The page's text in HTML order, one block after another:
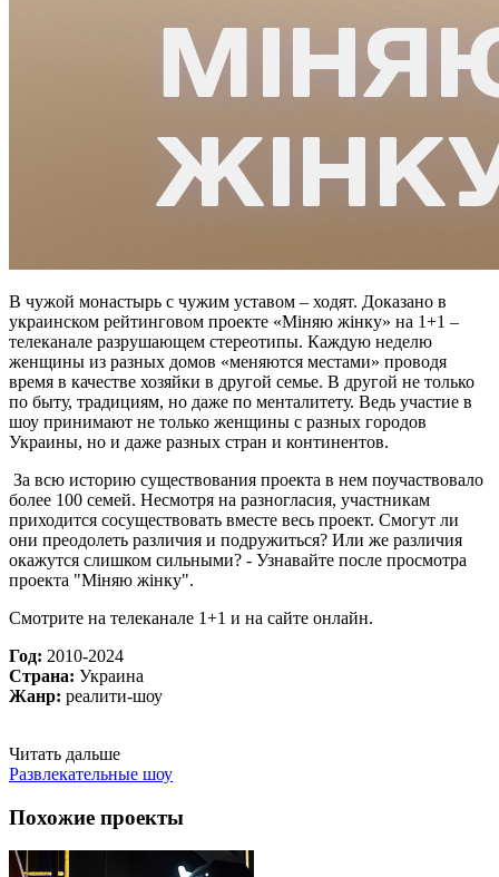
В чужой монастырь с чужим уставом – ходят. Доказано в
украинском рейтинговом проекте «Міняю жінку» на 1+1 –
телеканале разрушающем стереотипы. Каждую неделю
женщины из разных домов «меняются местами» проводя
время в качестве хозяйки в другой семье. В другой не только
по быту, традициям, но даже по менталитету. Ведь участие в
шоу принимают не только женщины с разных городов
Украины, но и даже разных стран и континентов.
За всю историю существования проекта в нем поучаствовало
более 100 семей. Несмотря на разногласия, участникам
приходится сосуществовать вместе весь проект. Смогут ли
они преодолеть различия и подружиться? Или же различия
окажутся слишком сильными? - Узнавайте после просмотра
проекта "Міняю жінку".
Смотрите на телеканале 1+1 и на сайте онлайн.
Год: 2010-2024
Страна: Украина
Жанр: реалити-шоу
Читать дальше
Развлекательные шоу
Похожие проекты